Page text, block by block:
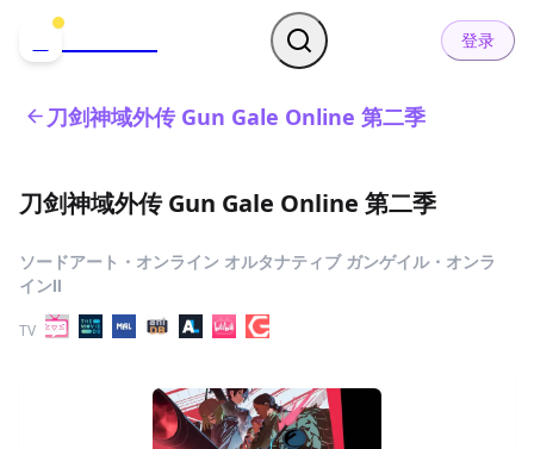
登录
刀剑神域外传 Gun Gale Online 第二季
刀剑神域外传 Gun Gale Online 第二季
ソードアート・オンライン オルタナティブ ガンゲイル・オンラ
インⅡ
TV